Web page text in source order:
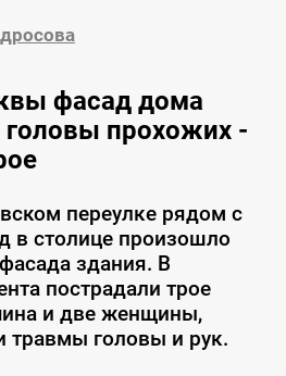
фасад дома
прохожих -
переулке рядом с
в столице произошло
здания. В
пострадали трое
и две женщины,
травмы головы и рук.